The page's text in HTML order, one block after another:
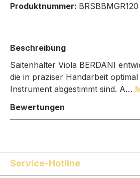
Produktnummer: BRSBBMGR120
Beschreibung
Saitenhalter Viola BERDANI
die in präziser Handarbeit
Instrument abgestimmt sind. A…
Bewertungen
Service-Hotline